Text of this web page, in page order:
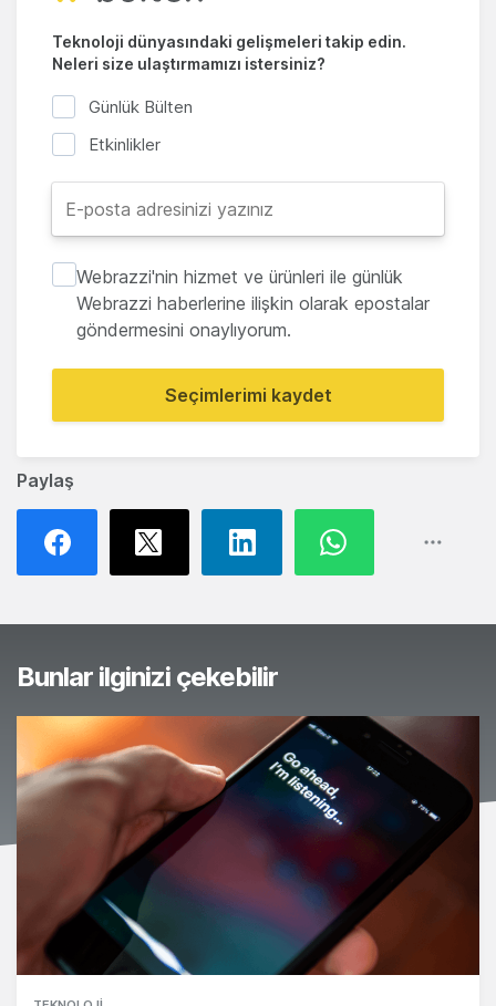
Paylaş
Teknoloji dünyasındaki gelişmeleri takip edin.
Neleri size ulaştırmamızı istersiniz?
Günlük Bülten
Etkinlikler
Webrazzi'nin hizmet ve ürünleri ile günlük
Webrazzi haberlerine ilişkin olarak epostalar
göndermesini onaylıyorum.
Seçimlerimi kaydet
Bunlar ilginizi çekebilir